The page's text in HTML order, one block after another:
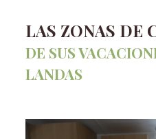
LAS ZONAS DE
DE SUS
LANDAS